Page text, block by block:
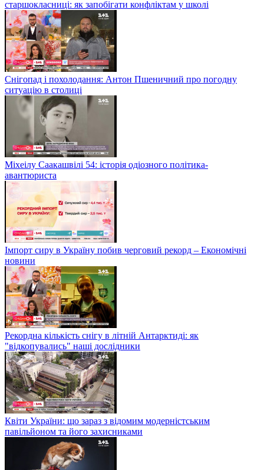
старшокласниці: як запобігати конфліктам у школі
Снігопад і похолодання: Антон Пшеничний про погодну
ситуацію в столиці
Міхеілу Саакашвілі 54: історія одіозного політика-
авантюриста
Імпорт сиру в Україну побив черговий рекорд – Економічні
новини
Рекордна кількість снігу в літній Антарктиді: як
"відкопувались" наші дослідники
Квіти України: що зараз з відомим модерністським
павільйоном та його захисниками